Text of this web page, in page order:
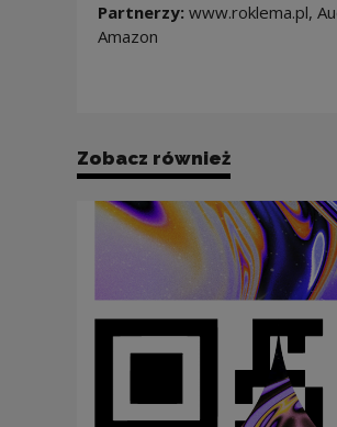
Partnerzy: www.roklema.pl,
Amazon
Zobacz również